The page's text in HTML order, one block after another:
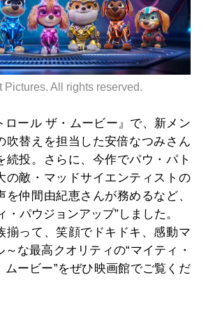
All rights reserved.
ロール ザ・ムービー』で、新メン
吹替えを担当した安倍なつみさん
続投。さらに、今作でパウ・パト
の敵・マッドサイエンティストの
を仲間由紀恵さんが務めるなど、
・パウジョンアップ”しました。
揃って、笑顔でドキドキ、感動マ
な最高クオリティの“マイティ・
ムービー”をぜひ映画館でご覧くだ